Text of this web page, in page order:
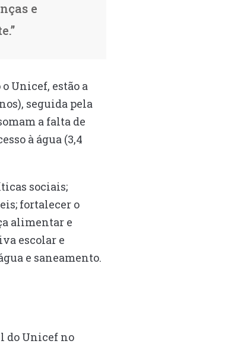
e
Unicef, estão a
seguida pela
a falta de
à água (3,4
sociais;
fortalecer o
alimentar e
escolar e
e saneamento.
do Unicef no